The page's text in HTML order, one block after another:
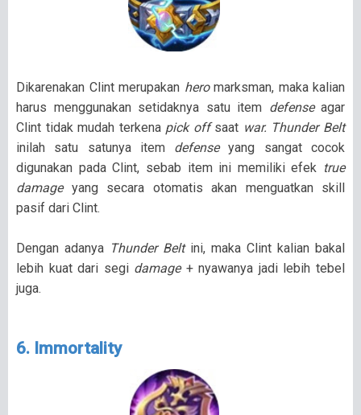
Dikarenakan Clint merupakan heromarksman, maka kalian
harus menggunakan setidaknya satu item defenseagar
Clint tidak mudah terkenapick offsaat war. Thunder Belt
inilah satu satunya item defenseyang sangat cocok
digunakan pada Clint, sebab item ini memiliki efek true
damageyang secara otomatis akan menguatkan skill
pasif dari Clint.
Dengan adanya Thunder Beltini, maka Clint kalian bakal
lebih kuat dari segi damage+ nyawanya jadi lebih tebel
juga.
6. Immortality